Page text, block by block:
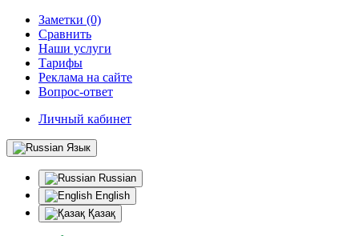
Заметки (0)
Сравнить
Наши услуги
Тарифы
Реклама на сайте
Вопрос-ответ
Личный кабинет
Язык
Russian
English
Қазақ